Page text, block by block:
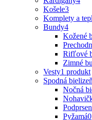
Košele3
Komplety a
Bundy4
Kožené
Rifľové
Zimné
Vesty1 produkt
Spodná bielizeň
Nočná
Pyžamá0